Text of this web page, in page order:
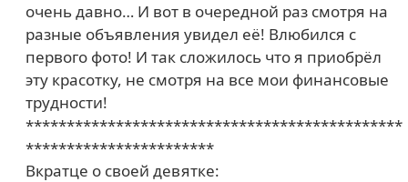
очень давно… И вот в очередной раз смотря на
разные объявления увидел её! Влюбился с
первого фото! И так сложилось что я приобрёл
эту красотку, не смотря на все мои финансовые
трудности!
**********************************************
***********************
Вкратце о своей девятке: